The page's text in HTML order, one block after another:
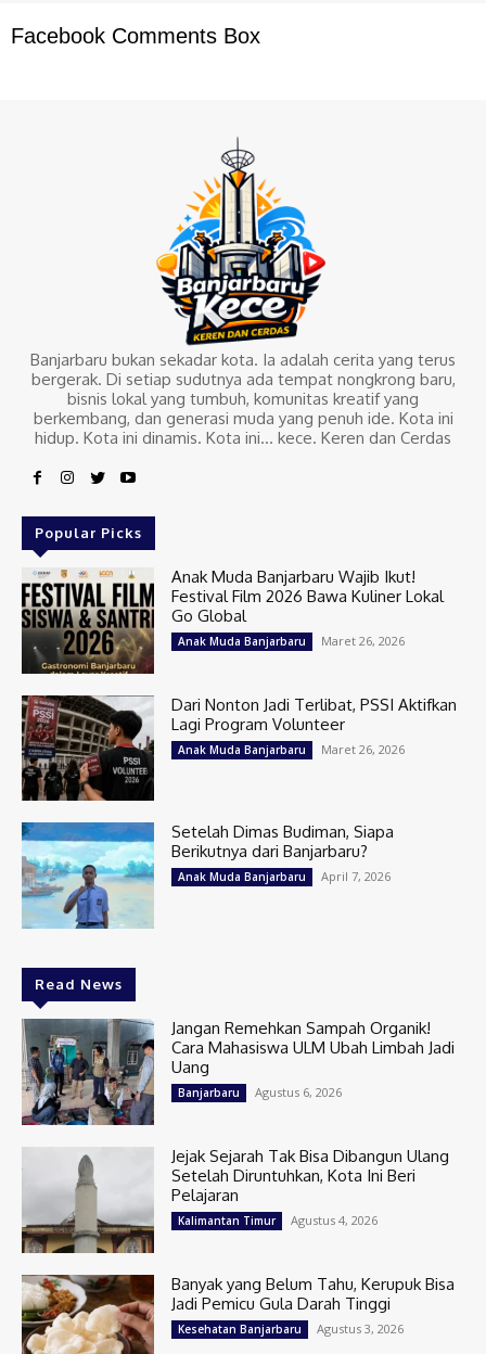
Facebook Comments Box
Banjarbaru bukan sekadar kota. Ia adalah cerita yang terus
bergerak. Di setiap sudutnya ada tempat nongkrong baru,
bisnis lokal yang tumbuh, komunitas kreatif yang
berkembang, dan generasi muda yang penuh ide. Kota ini
hidup. Kota ini dinamis. Kota ini… kece. Keren dan Cerdas
Popular Picks
Anak Muda Banjarbaru Wajib Ikut!
Festival Film 2026 Bawa Kuliner Lokal
Go Global
Anak Muda Banjarbaru Maret 26, 2026
Dari Nonton Jadi Terlibat, PSSI Aktifkan
Lagi Program Volunteer
Anak Muda Banjarbaru Maret 26, 2026
Setelah Dimas Budiman, Siapa
Berikutnya dari Banjarbaru?
Anak Muda Banjarbaru April 7, 2026
Read News
Jangan Remehkan Sampah Organik!
Cara Mahasiswa ULM Ubah Limbah Jadi
Uang
Banjarbaru Agustus 6, 2026
Jejak Sejarah Tak Bisa Dibangun Ulang
Setelah Diruntuhkan, Kota Ini Beri
Pelajaran
Kalimantan Timur Agustus 4, 2026
Banyak yang Belum Tahu, Kerupuk Bisa
Jadi Pemicu Gula Darah Tinggi
Kesehatan Banjarbaru Agustus 3, 2026